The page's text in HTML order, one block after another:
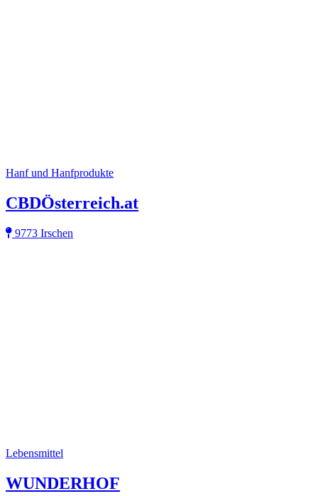
Hanf und Hanfprodukte
CBDÖsterreich.at
9773 Irschen
Lebensmittel
WUNDERHOF